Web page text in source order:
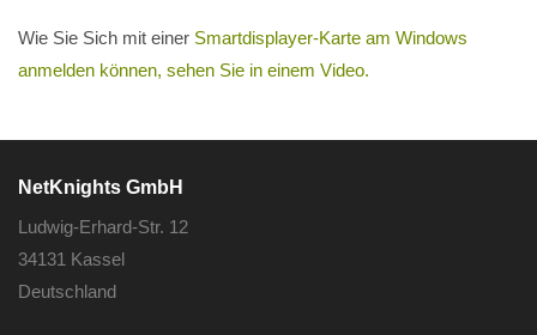
Wie Sie Sich mit einer Smartdisplayer-Karte am Windows
anmelden können, sehen Sie in einem Video.
NetKnights GmbH
Ludwig-Erhard-Str. 12
34131 Kassel
Deutschland